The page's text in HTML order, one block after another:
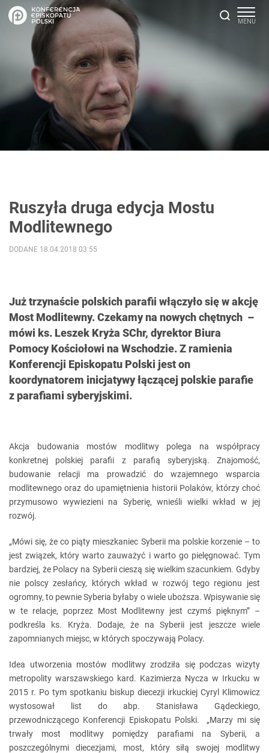
Ruszyła druga edycja Mostu
Modlitewnego
Już trzynaście polskich parafii włączyło się w akcję
Most Modlitewny. Czekamy na nowych chętnych –
mówi ks. Leszek Kryża SChr, dyrektor Biura
Pomocy Kościołowi na Wschodzie. Z ramienia
Konferencji Episkopatu Polski jest on
koordynatorem inicjatywy łączącej polskie parafie
z parafiami syberyjskimi.
DODANE 18.04.2018 03:55
Akcja budowania mostów modlitwy polega na współpracy
konkretnej polskiej parafii z parafią syberyjską. Znajomość,
budowanie relacji ma prowadzić do wzajemnego wsparcia
modlitewnego oraz do upamiętnienia historii Polaków, którzy choć
przymusowo wywiezieni na Syberię, wnieśli wielki wkład w jej
rozwój.
„Mówi się, że co piąty mieszkaniec Syberii ma polskie korzenie – to
jest związek, który warto zauważyć i warto go pielęgnować. Tym
bardziej, że Polacy na Syberii cieszą się wielkim szacunkiem. Gdyby
nie polscy zesłańcy, których wkład w rozwój tego regionu jest
ogromny, to pewnie Syberia byłaby o wiele uboższa. Wpisywanie się
w te relacje, poprzez Most Modlitewny jest czymś pięknym” –
podkreśla ks. Kryża. Dodaje, że na Syberii jest jeszcze wiele
zapomnianych miejsc, w których spoczywają Polacy.
Idea utworzenia mostów modlitwy zrodziła się podczas wizyty
metropolity warszawskiego kard. Kazimierza Nycza w Irkucku w
2015 r. Po tym spotkaniu biskup diecezji irkuckiej Cyryl Klimowicz
wystosował list do abp. Stanisława Gądeckiego,
przewodniczącego Konferencji Episkopatu Polski. „Marzy mi się
trwały most modlitwy pomiędzy parafiami na Syberii, a
poszczególnymi diecezjami, most, który siłą swojej modlitwy